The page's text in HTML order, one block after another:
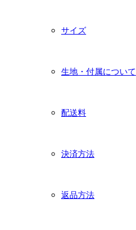
サイズ
生地・付属について
配送料
決済方法
返品方法